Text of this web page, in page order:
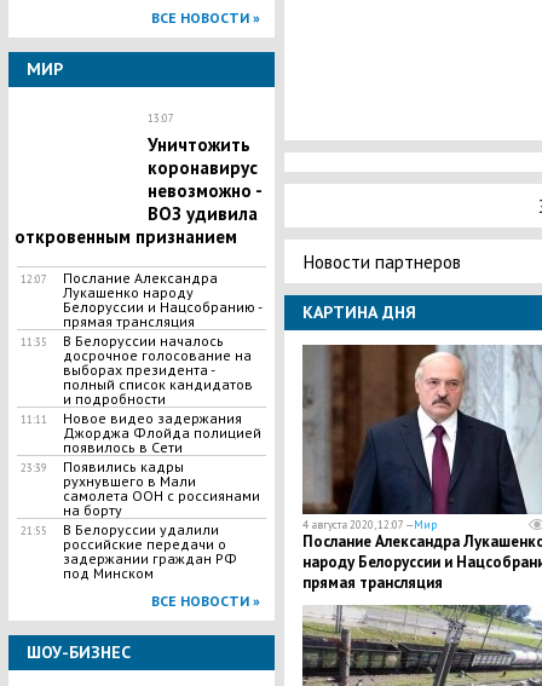
ВСЕ НОВОСТИ »
МИР
13:07
Уничтожить
коронавирус
невозможно -
ВОЗ удивила
откровенным признанием
12:07
Послание Александра
Лукашенко народу
Белоруссии и Нацсобранию -
прямая трансляция
11:35
В Белоруссии началось
досрочное голосование на
выборах президента -
полный список кандидатов
и подробности
11:11
Новое видео задержания
Джорджа Флойда полицией
появилось в Сети
23:39
​Появились кадры
рухнувшего в Мали
самолета ООН с россиянами
на борту
21:55
​В Белоруссии удалили
российские передачи о
задержании граждан РФ
под Минском
ВСЕ НОВОСТИ »
ШОУ-БИЗНЕС
Новости партнеров
КАРТИНА ДНЯ
4 августа 2020, 12:07 —Мир
Послание Александра
народу Белоруссии и
прямая трансляция